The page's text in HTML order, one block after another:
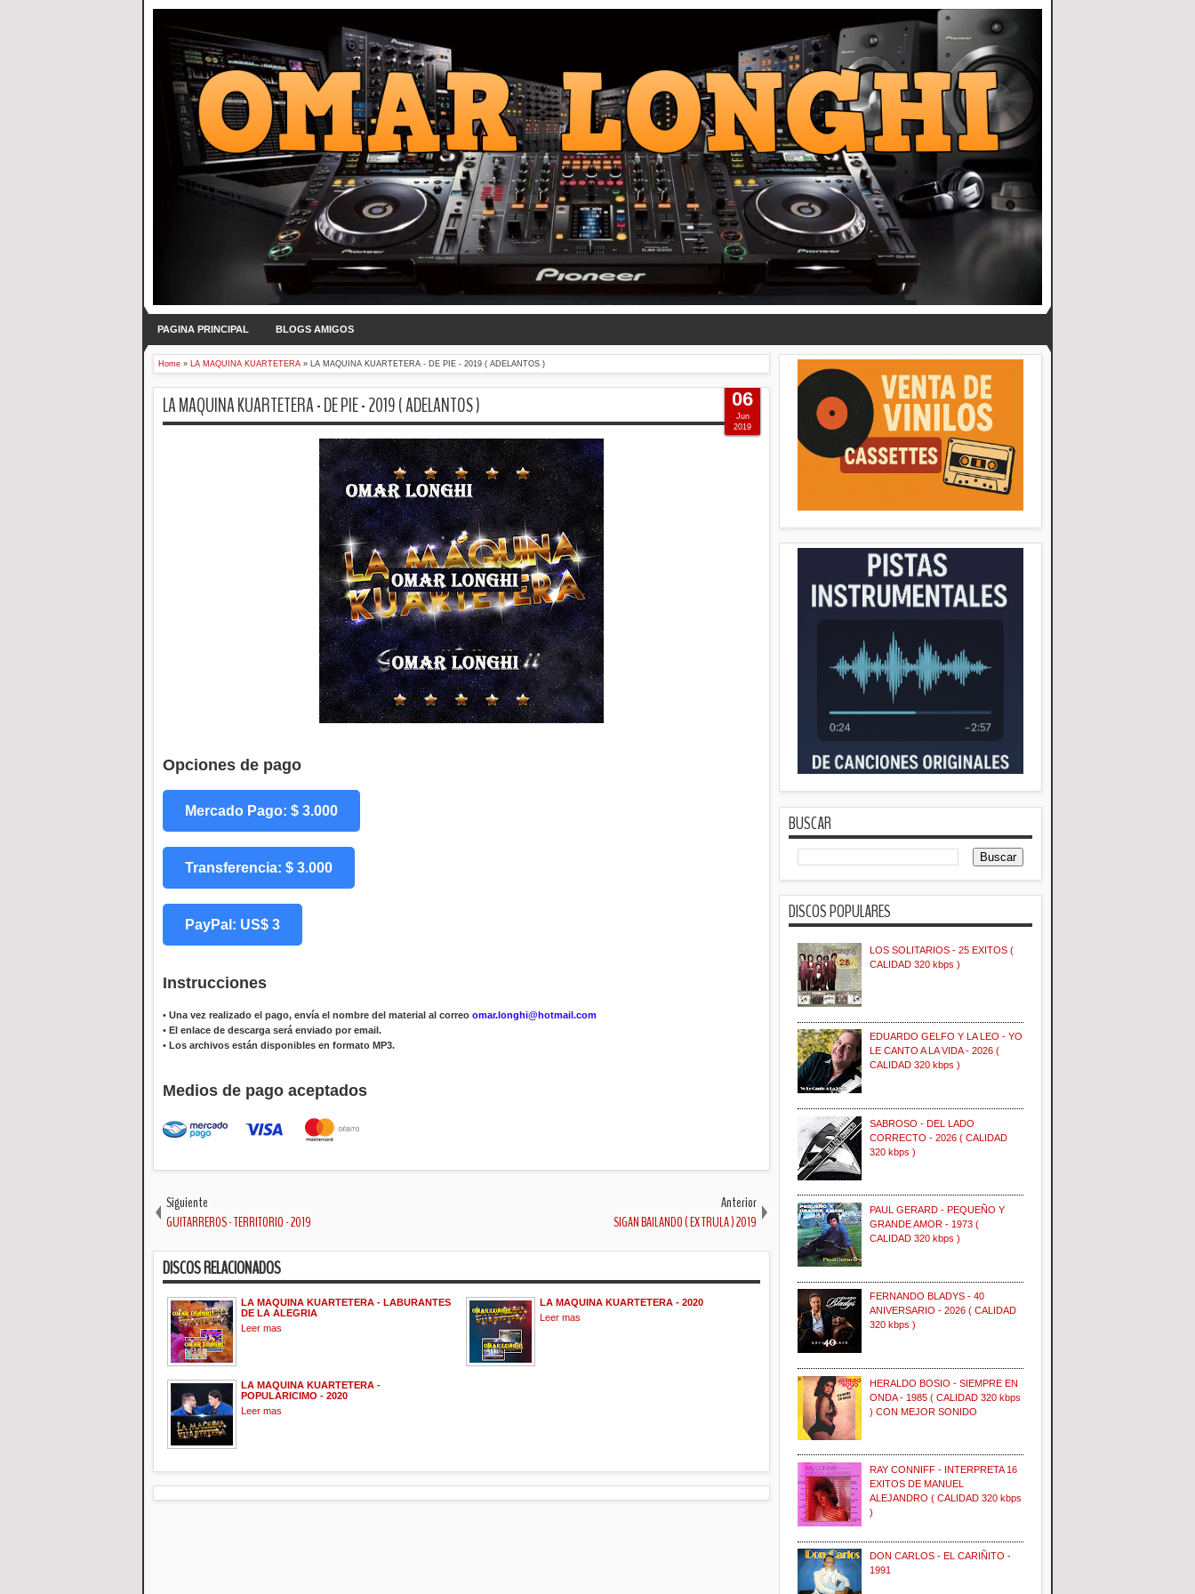
PAGINA PRINCIPAL BLOGS AMIGOS
Home » LA MAQUINA KUARTETERA » LA MAQUINA KUARTETERA - DE PIE - 2019 ( ADELANTOS )
LA MAQUINA KUARTETERA - DE PIE - 2019 ( ADELANTOS )
Opciones de pago
Mercado Pago: $ 3.000
Transferencia: $ 3.000
PayPal: US$ 3
Instrucciones
• Una vez realizado el pago, envía el nombre del material al correo omar.longhi@hotmail.com
• El enlace de descarga será enviado por email.
• Los archivos están disponibles en formato MP3.
Medios de pago aceptados
06
Jun
2019
Siguiente
GUITARREROS - TERRITORIO - 2019
Anterior
SIGAN BAILANDO ( EX TRULA ) 2019
DISCOS RELACIONADOS
LA MAQUINA KUARTETERA - LABURANTES
DE LA ALEGRIA
Leer mas
LA MAQUINA KUARTETERA - 2020
Leer mas
LA MAQUINA KUARTETERA -
POPULARICIMO - 2020
Leer mas
BUSCAR
DISCOS POPULARES
LOS SOLITARIOS - 25 EXITOS (
CALIDAD 320 kbps )
EDUARDO GELFO Y LA LEO - YO
LE CANTO A LA VIDA - 2026 (
CALIDAD 320 kbps )
SABROSO - DEL LADO
CORRECTO - 2026 ( CALIDAD
320 kbps )
PAUL GERARD - PEQUEÑO Y
GRANDE AMOR - 1973 (
CALIDAD 320 kbps )
FERNANDO BLADYS - 40
ANIVERSARIO - 2026 ( CALIDAD
320 kbps )
HERALDO BOSIO - SIEMPRE EN
ONDA - 1985 ( CALIDAD 320 kbps
) CON MEJOR SONIDO
RAY CONNIFF - INTERPRETA 16
EXITOS DE MANUEL
ALEJANDRO ( CALIDAD 320 kbps
)
DON CARLOS - EL CARIÑITO -
1991